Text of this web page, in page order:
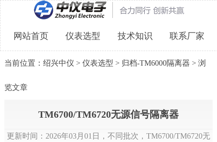
网站首页 仪表选型 技术知识 联系厂家
当前位置： 绍兴中仪 > 仪表选型 > 归档-TM6000隔离器 > 浏
览文章
TM6700/TM6720无源信号隔离器
更新时间：2026年03月01日，不同批次，TM6700/TM6720无